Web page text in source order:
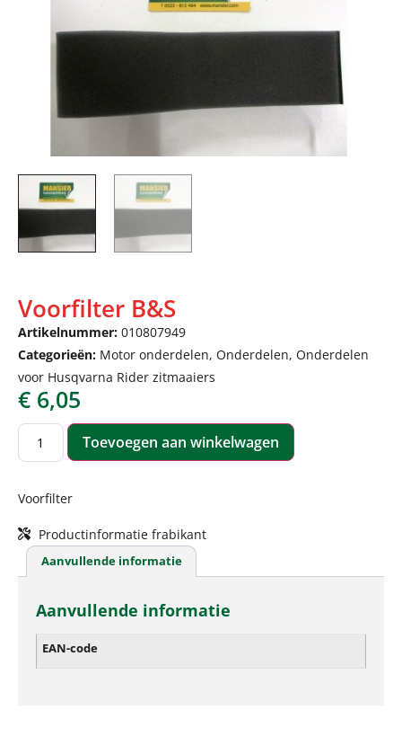
Voorfilter B&S
Artikelnummer: 010807949
Categorieën: Motor onderdelen, Onderdelen, Onderdelen
voor Husqvarna Rider zitmaaiers
€ 6,05
Toevoegen aan winkelwagen
Voorfilter
Productinformatie frabikant
Aanvullende informatie
Aanvullende informatie
EAN-code